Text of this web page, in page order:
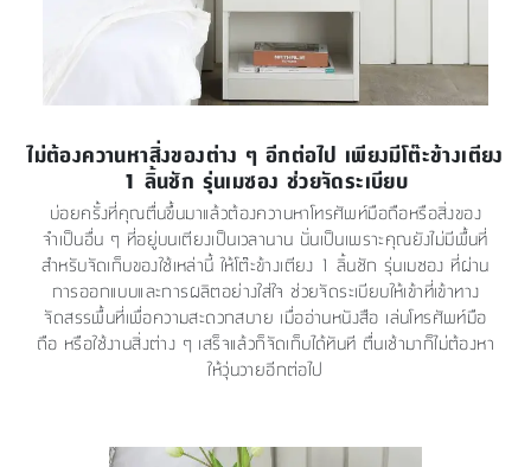
ไม่ต้องควานหาสิ่งของต่าง ๆ อีกต่อไป เพียงมีโต๊ะข้างเตียง
1 ลิ้นชัก รุ่นเมซอง ช่วยจัดระเบียบ
บ่อยครั้งที่คุณตื่นขึ้นมาแล้วต้องควานหาโทรศัพท์มือถือหรือสิ่งของ
จำเป็นอื่น ๆ ที่อยู่บนเตียงเป็นเวลานาน นั่นเป็นเพราะคุณยังไม่มีพื้นที่
สำหรับจัดเก็บของใช้เหล่านี้ ให้โต๊ะข้างเตียง 1 ลิ้นชัก รุ่นเมซอง ที่ผ่าน
การออกแบบและการผลิตอย่างใส่ใจ ช่วยจัดระเบียบให้เข้าที่เข้าทาง
จัดสรรพื้นที่เพื่อความสะดวกสบาย เมื่ออ่านหนังสือ เล่นโทรศัพท์มือ
ถือ หรือใช้งานสิ่งต่าง ๆ เสร็จแล้วก็จัดเก็บได้ทันที ตื่นเช้ามาก็ไม่ต้องหา
ให้วุ่นวายอีกต่อไป